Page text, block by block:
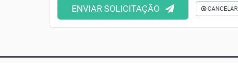
ENVIAR SOLICITAÇÃO CANCELAR